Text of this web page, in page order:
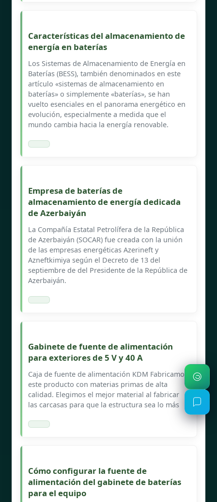
Características del almacenamiento de
energía en baterías
Los Sistemas de Almacenamiento de Energía en
Baterías (BESS), también denominados en este
artículo «sistemas de almacenamiento en
baterías» o simplemente «baterías», se han
vuelto esenciales en el panorama energético en
evolución, especialmente a medida que el
mundo cambia hacia la energía renovable.
Empresa de baterías de
almacenamiento de energía dedicada
de Azerbaiyán
La Compañía Estatal Petrolífera de la República
de Azerbaiyán (SOCAR) fue creada con la unión
de las empresas energéticas Azerineft y
Azneftkimiya según el Decreto de 13 del
septiembre de del Presidente de la República de
Azerbaiyán.
Gabinete de fuente de alimentación
para exteriores de 5 V y 40 A
Caja de fuente de alimentación KDM Fabricamos
este producto con materias primas de alta
calidad. Elegimos el mejor material al fabricar
las carcasas para que la estructura sea lo más
Cómo configurar la fuente de
alimentación del gabinete de baterías
para el equipo